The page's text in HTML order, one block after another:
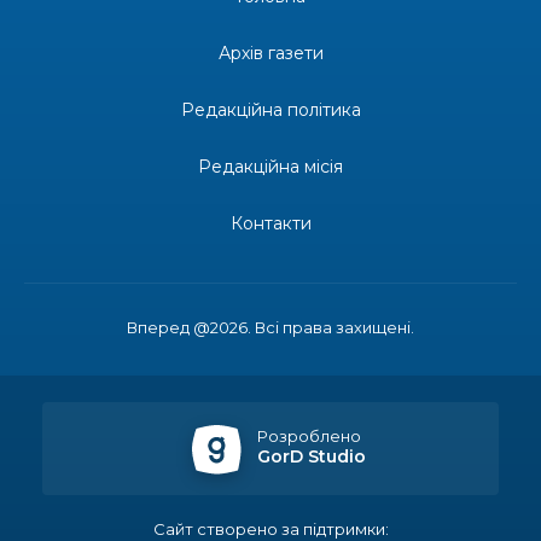
територіальної громади
«Дві музи» у Рівному: свято краси, мистецтва
епідеміолог, зоолог
Літо, враження, творчість
Вперед @2026. Всі права захищені.
Архів газети
Редакційна політика
Редакційна місія
Контакти
Розроблено
GorD Studio
Сайт створено за підтримки: